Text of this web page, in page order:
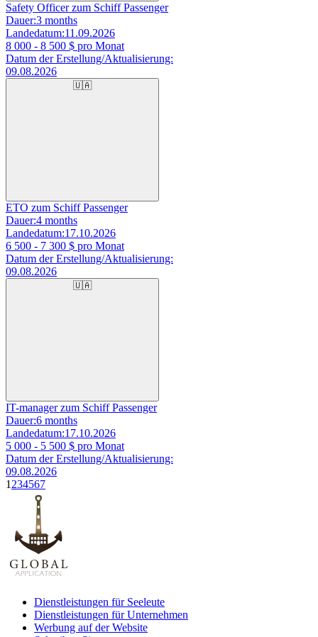
Safety Officer zum Schiff Passenger
Dauer:3 months
Landedatum:11.09.2026
8 000 - 8 500 $ pro Monat
Datum der Erstellung/Aktualisierung:
09.08.2026
🇺🇦
ETO zum Schiff Passenger
Dauer:4 months
Landedatum:17.10.2026
6 500 - 7 300 $ pro Monat
Datum der Erstellung/Aktualisierung:
09.08.2026
🇺🇦
IT-manager zum Schiff Passenger
Dauer:6 months
Landedatum:17.10.2026
5 000 - 5 500 $ pro Monat
Datum der Erstellung/Aktualisierung:
09.08.2026
1 234567
Dienstleistungen für Seeleute
Dienstleistungen für Unternehmen
Werbung auf der Website